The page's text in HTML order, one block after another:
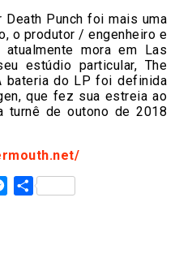
Punch foi mais uma
o produtor / engenheiro e
mora em Las
estúdio particular, The
bateria do LP foi definida
que fez sua estreia ao
turnê de outono de 2018
Messenger
Share